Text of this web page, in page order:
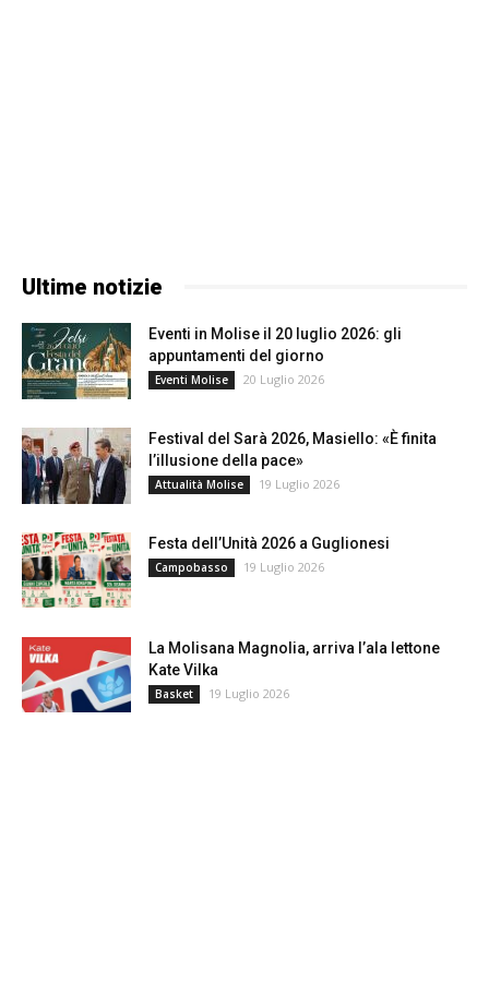
Ultime notizie
Eventi in Molise il 20 luglio 2026: gli
appuntamenti del giorno
Eventi Molise 20 Luglio 2026
Festival del Sarà 2026, Masiello: «È finita
l’illusione della pace»
Attualità Molise 19 Luglio 2026
Festa dell’Unità 2026 a Guglionesi
Campobasso 19 Luglio 2026
La Molisana Magnolia, arriva l’ala lettone
Kate Vilka
Basket 19 Luglio 2026